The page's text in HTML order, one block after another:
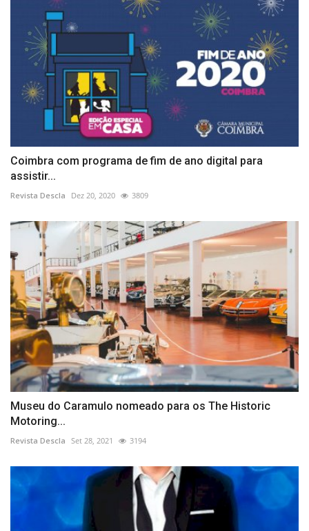
Coimbra com programa de fim de ano digital para
assistir...
Revista Descla Dez 20, 2020 3809
Museu do Caramulo nomeado para os The Historic
Motoring...
Revista Descla Set 28, 2021 3194